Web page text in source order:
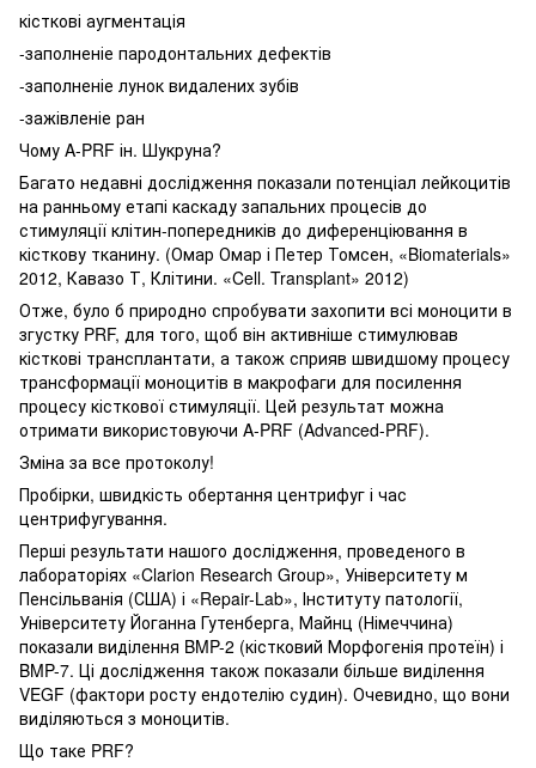
кісткові аугментація
-заполненіе пародонтальних дефектів
-заполненіе лунок видалених зубів
-зажівленіе ран
Чому A-PRF ін. Шукруна?
Багато недавні дослідження показали потенціал лейкоцитів
на ранньому етапі каскаду запальних процесів до
стимуляції клітин-попередників до диференціювання в
кісткову тканину. (Омар Омар і Петер Томсен, «Biomaterials»
2012, Кавазо Т, Клітини. «Cell. Transplant» 2012)
Отже, було б природно спробувати захопити всі моноцити в
згустку PRF, для того, щоб він активніше стимулював
кісткові трансплантати, а також сприяв швидшому процесу
трансформації моноцитів в макрофаги для посилення
процесу кісткової стимуляції. Цей результат можна
отримати використовуючи A-PRF (Advanced-PRF).
Зміна за все протоколу!
Пробірки, швидкість обертання центрифуг і час
центрифугування.
Перші результати нашого дослідження, проведеного в
лабораторіях «Clarion Research Group», Університету м
Пенсільванія (США) і «Repair-Lab», Інституту патології,
Університету Йоганна Гутенберга, Майнц (Німеччина)
показали виділення BMP-2 (кістковий Морфогенія протеїн) і
BMP-7. Ці дослідження також показали більше виділення
VEGF (фактори росту ендотелію судин). Очевидно, що вони
виділяються з моноцитів.
Що таке PRF?